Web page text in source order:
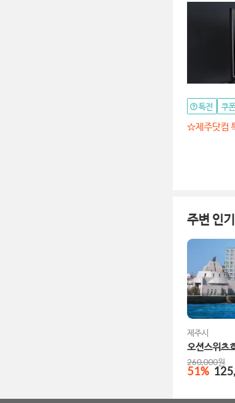
특전 쿠폰
☆제주닷컴
주변 인
제주시
오션스위츠
260,000원
51%